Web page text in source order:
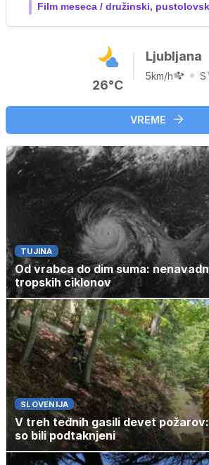
V živo na VOYO: sreda ob 20.30
26°C
Ljubljana
5km/h S
VREME
TUJINA
Od vrabca do dim suma:
tropskih ciklonov
SLOVENIJA
V treh tednih gasili devet
so bili podtaknjeni